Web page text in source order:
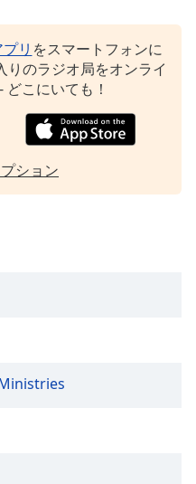
リ をスマートフォンに
りのラジオ局をオンライ
こにいても！
ション